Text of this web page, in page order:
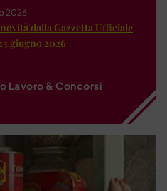
2026
dalla Gazzetta Ufficiale
giugno 2026
Lavoro & Concorsi